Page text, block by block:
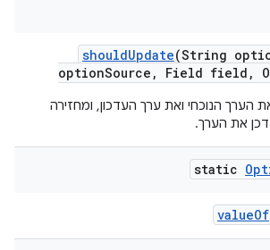
shouldUpdate(String
optionSource , Field field ,
הערך הנוכחי ואת ערך העדכון, ומחזירה
את הערך.
static
valueOf